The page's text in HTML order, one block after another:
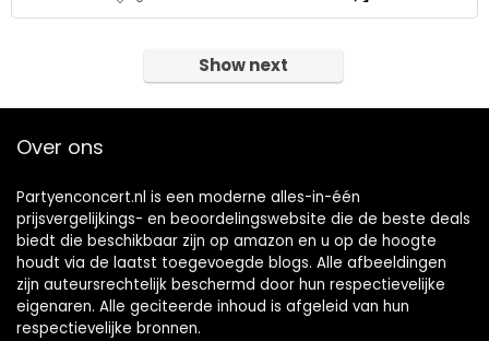
Show next
Over ons
Partyenconcert.nl is een moderne alles-in-één
prijsvergelijkings- en beoordelingswebsite die de beste deals
biedt die beschikbaar zijn op amazon en u op de hoogte
houdt via de laatst toegevoegde blogs. Alle afbeeldingen
zijn auteursrechtelijk beschermd door hun respectievelijke
eigenaren. Alle geciteerde inhoud is afgeleid van hun
respectievelijke bronnen.